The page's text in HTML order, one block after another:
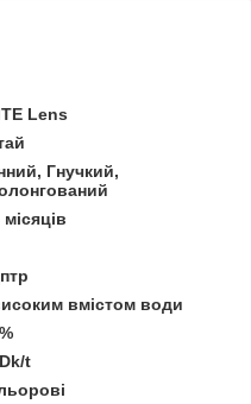
Lens
Гнучкий,
вмістом води
t